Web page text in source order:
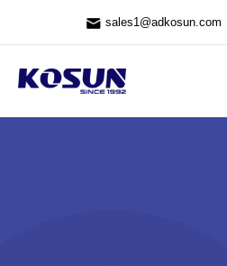
sales1@adkosun.com